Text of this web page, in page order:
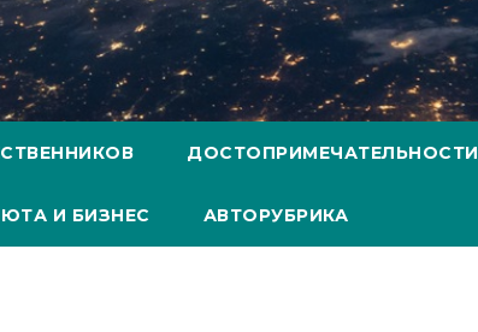
ДОСТОПРИМЕЧАТЕЛЬНОСТИ
И БИЗНЕС АВТОРУБРИКА